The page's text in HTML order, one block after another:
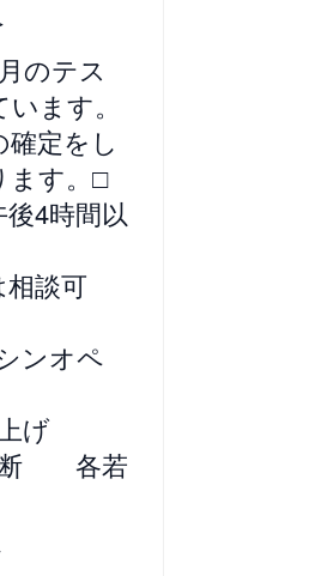
のテス
ます。
確定をし
ます。□
4時間以
可
ンオペ
各若